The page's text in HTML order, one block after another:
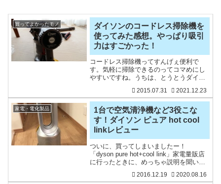
買ってよかったモノ
ダイソンのコードレス掃除機を
使ってみた感想。やっぱり吸引
力はすごかった！
コードレス掃除機ってすんげぇ便利で
す。気軽に掃除できるのってコマめにし
やすいですね。うちは、とうとうダイソ
いです。半端ない。快適です。コードレ
ス掃除機って短時間で掃除したい時に利
用したいものですよね。いや
2015.07.31 2021.12.23
家電・電化製品
1台で空気清浄機など3役こな
す！ダイソン ピュア hot cool
linkレビュー
ついに、買ってしまいましたー！
「dyson pure hot+cool link」家電量販店
に行ったときに、めっちゃ説明を聞い
入に至りました。ダイソン pure hot＋
2016.12.19 2020.08.16